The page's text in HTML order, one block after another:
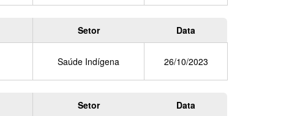
Setor Data
Saúde Indígena 26/10/2023
Setor Data